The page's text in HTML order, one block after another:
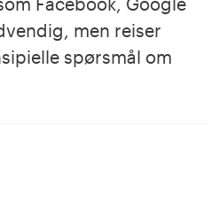
men reiser
spørsmål om